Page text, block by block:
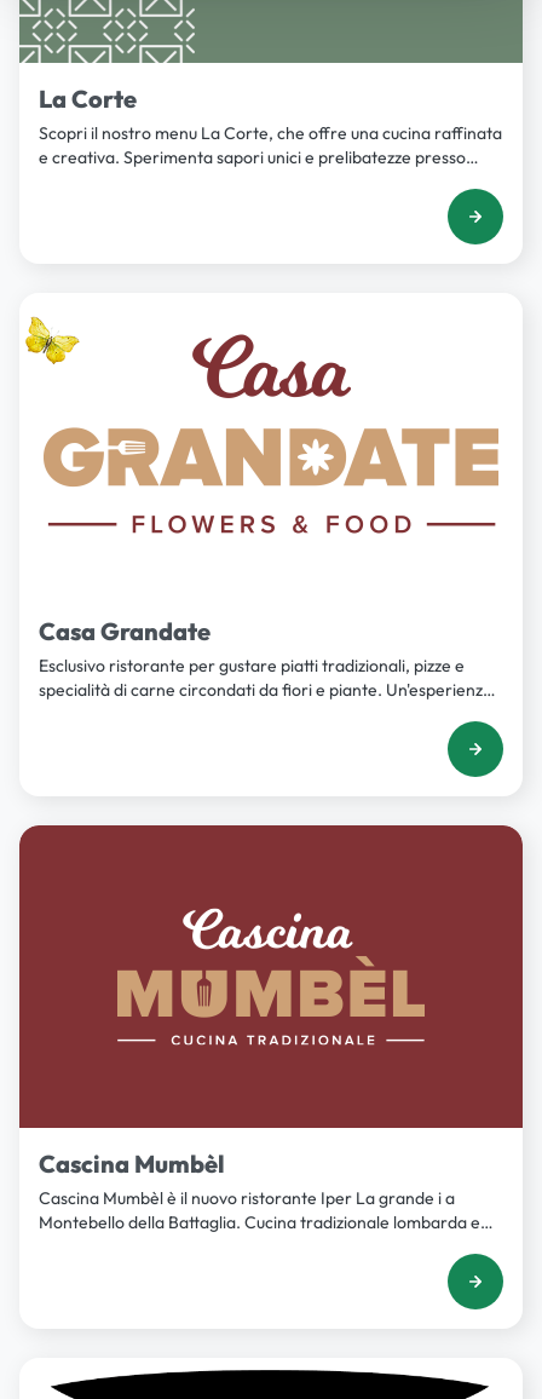
La Corte
Scopri il nostro menu La Corte, che offre una cucina raffinata
e creativa. Sperimenta sapori unici e prelibatezze presso
Casa Grandate
Esclusivo ristorante per gustare piatti tradizionali, pizze e
specialità di carne circondati da fiori e piante. Un'esperienza
Cascina Mumbèl
Cascina Mumbèl è il nuovo ristorante Iper La grande i a
Montebello della Battaglia. Cucina tradizionale lombarda e